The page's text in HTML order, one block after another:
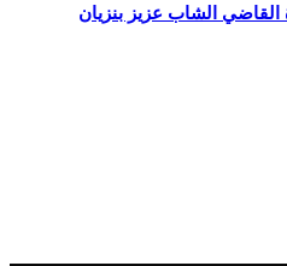
القاضي الشاب عزيز بنزيان